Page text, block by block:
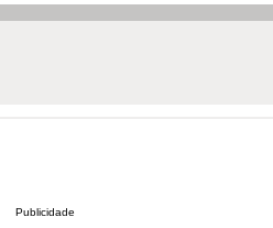
Publicidade